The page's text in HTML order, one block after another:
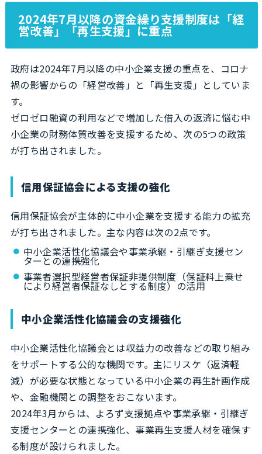
2024年7月以降の資金繰り支援制度は「経
営改善」「再生支援」に重点
政府は2024年7月以降の中小企業支援の重点を、コロナ
禍の影響からの「経営改善」と「再生支援」としていま
す。
ゼロゼロ融資の利用などで増加した借入の返済に悩む中
小企業の財務体質改善を支援するため、次の5つの政策
が打ち出されました。
信用保証協会による支援の強化
信用保証協会が主体的に中小企業を支援する能力の拡充
が打ち出されました。主な内容は次の2点です。
中小企業活性化協議会や事業承継・引継ぎ支援セン
ターとの連携強化
事業者選択型経営者保証非提供制度（保証料上乗せ
により経営者保証なしとする制度）の活用
中小企業活性化協議会の支援強化
中小企業活性化協議会とは収益力の改善などの取り組み
をサポートする公的な機関です。主にリスケ（返済軽
減）が必要な状態となっている中小企業の再生計画作成
や、金融機関との調整をおこないます。
2024年3月からは、よろず支援拠点や事業承継・引継ぎ
支援センターとの連携強化、事業再生支援人材を確保す
る制度が設けられました。